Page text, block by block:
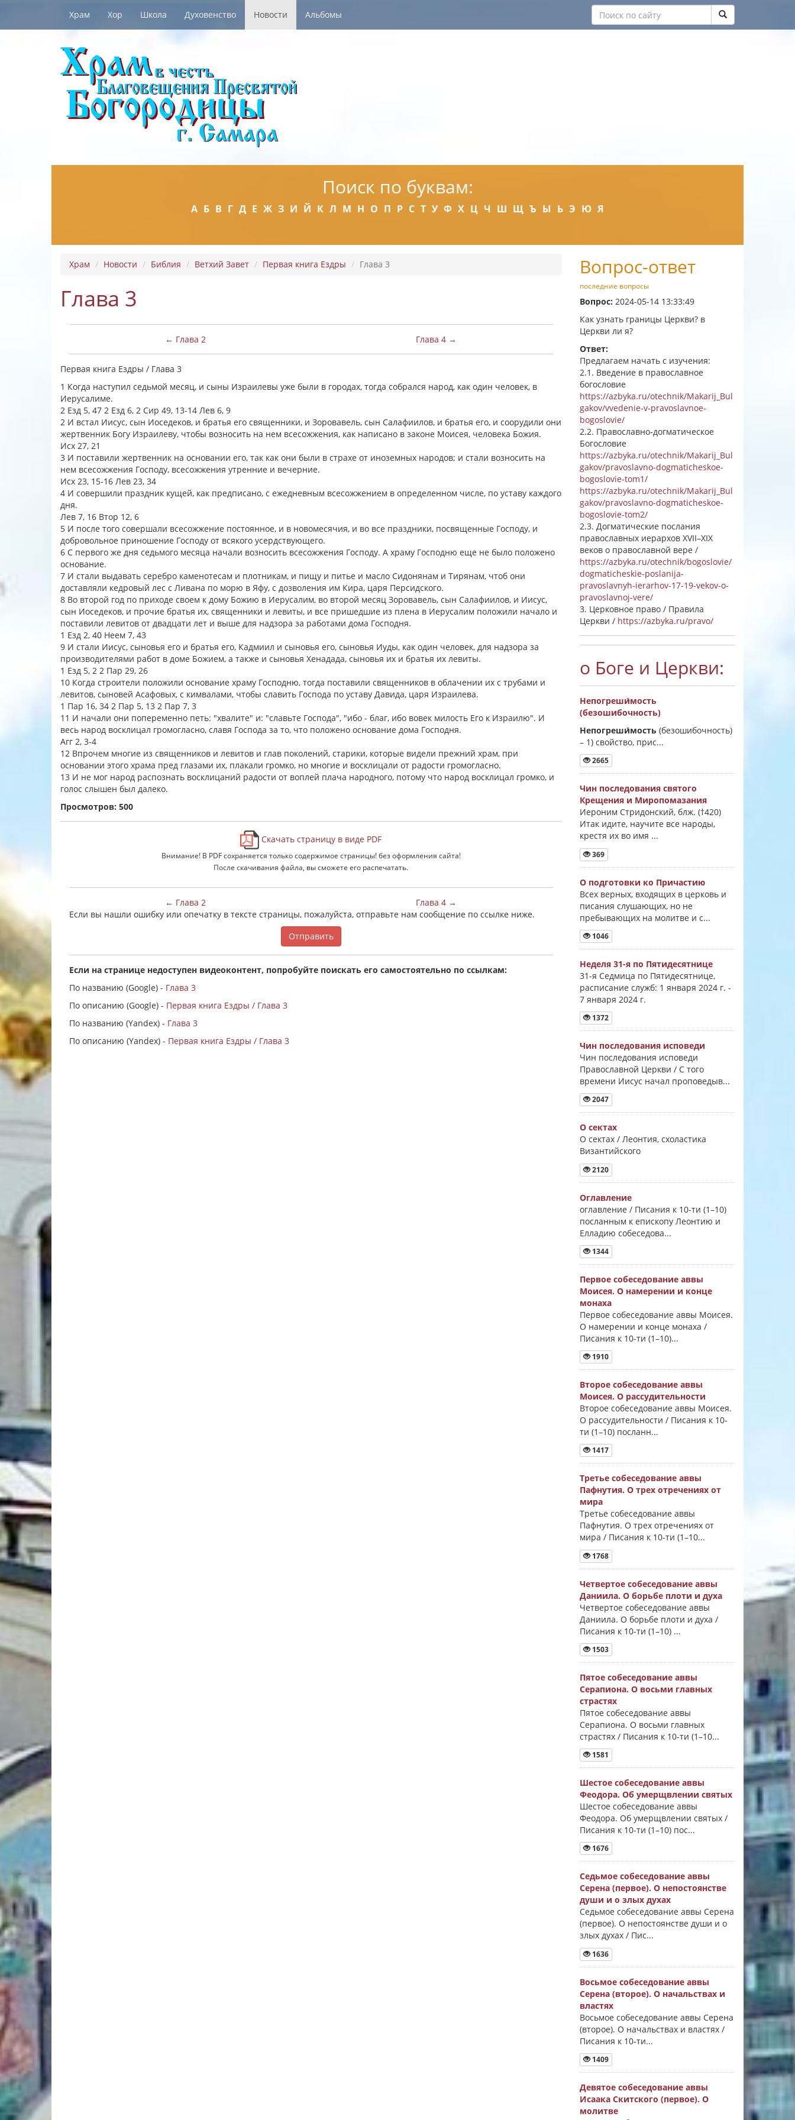
Храм Хор Школа Духовенство Новости Альбомы
Поиск по буквам:
А Б В Г Д Е Ж З И Й К Л М Н О П Р С Т У Ф Х Ц Ч Ш Щ Ъ Ы Ь Э Ю Я
Храм Новости Библия Ветхий Завет Первая книга Ездры Глава 3
Глава 3
← Глава 2 Глава 4 →
Первая книга Ездры / Глава 3
1 Когда наступил седьмой месяц, и сыны Израилевы уже были в городах, тогда собрался народ, как один человек, в
Иерусалиме.
2 Езд 5, 47 2 Езд 6, 2 Сир 49, 13-14 Лев 6, 9
2 И встал Иисус, сын Иоседеков, и братья его священники, и Зоровавель, сын Салафиилов, и братья его, и соорудили они
жертвенник Богу Израилеву, чтобы возносить на нем всесожжения, как написано в законе Моисея, человека Божия.
Исх 27, 21
3 И поставили жертвенник на основании его, так как они были в страхе от иноземных народов; и стали возносить на
нем всесожжения Господу, всесожжения утренние и вечерние.
Исх 23, 15-16 Лев 23, 34
4 И совершили праздник кущей, как предписано, с ежедневным всесожжением в определенном числе, по уставу каждого
дня.
Лев 7, 16 Втор 12, 6
5 И после того совершали всесожжение постоянное, и в новомесячия, и во все праздники, посвященные Господу, и
добровольное приношение Господу от всякого усердствующего.
6 С первого же дня седьмого месяца начали возносить всесожжения Господу. А храму Господню еще не было положено
основание.
7 И стали выдавать серебро каменотесам и плотникам, и пищу и питье и масло Сидонянам и Тирянам, чтоб они
доставляли кедровый лес с Ливана по морю в Яфу, с дозволения им Кира, царя Персидского.
8 Во второй год по приходе своем к дому Божию в Иерусалим, во второй месяц Зоровавель, сын Салафиилов, и Иисус,
сын Иоседеков, и прочие братья их, священники и левиты, и все пришедшие из плена в Иерусалим положили начало и
поставили левитов от двадцати лет и выше для надзора за работами дома Господня.
1 Езд 2, 40 Неем 7, 43
9 И стали Иисус, сыновья его и братья его, Кадмиил и сыновья его, сыновья Иуды, как один человек, для надзора за
производителями работ в доме Божием, а также и сыновья Хенадада, сыновья их и братья их левиты.
1 Езд 5, 2 2 Пар 29, 26
10 Когда строители положили основание храму Господню, тогда поставили священников в облачении их с трубами и
левитов, сыновей Асафовых, с кимвалами, чтобы славить Господа по уставу Давида, царя Израилева.
1 Пар 16, 34 2 Пар 5, 13 2 Пар 7, 3
11 И начали они попеременно петь: "хвалите" и: "славьте Господа", "ибо - благ, ибо вовек милость Его к Израилю". И
весь народ восклицал громогласно, славя Господа за то, что положено основание дома Господня.
Агг 2, 3-4
12 Впрочем многие из священников и левитов и глав поколений, старики, которые видели прежний храм, при
основании этого храма пред глазами их, плакали громко, но многие и восклицали от радости громогласно.
13 И не мог народ распознать восклицаний радости от воплей плача народного, потому что народ восклицал громко, и
голос слышен был далеко.
Просмотров: 500
Скачать страницу в виде PDF
Внимание! В PDF сохраняется только содержимое страницы! без оформления сайта!
После скачивания файла, вы сможете его распечатать.
← Глава 2
Глава 4 →
Если вы нашли ошибку или опечатку в тексте страницы, пожалуйста, отправьте нам сообщение по ссылке ниже.
Отправить
Если на странице недоступен видеоконтент, попробуйте поискать его самостоятельно по ссылкам:
По названию (Google) - Глава 3
По описанию (Google) - Первая книга Ездры / Глава 3
По названию (Yandex) - Глава 3
По описанию (Yandex) - Первая книга Ездры / Глава 3
Вопрос-ответ
последние вопросы
Вопрос: 2024-05-14 13:33:49
Как узнать границы Церкви? в
Церкви ли я?
Ответ:
Предлагаем начать с изучения:
2.1. Введение в православное
богословие
https://azbyka.ru/otechnik/Makarij_Bul
gakov/vvedenie-v-pravoslavnoe-
bogoslovie/
2.2. Православно-догматическое
Богословие
https://azbyka.ru/otechnik/Makarij_Bul
gakov/pravoslavno-dogmaticheskoe-
bogoslovie-tom1/
https://azbyka.ru/otechnik/Makarij_Bul
gakov/pravoslavno-dogmaticheskoe-
bogoslovie-tom2/
2.3. Догматические послания
православных иерархов XVII–XIX
веков о православной вере /
https://azbyka.ru/otechnik/bogoslovie/
dogmaticheskie-poslanija-
pravoslavnyh-ierarhov-17-19-vekov-o-
pravoslavnoj-vere/
3. Церковное право / Правила
Церкви / https://azbyka.ru/pravo/
о Боге и Церкви:
Непогреши́мость
(безошибочность)
Непогреши́мость (безошибочность)
–1) свойство, прис...
2665
Чин последования святого
Крещения и Миропомазания
Иероним Стридонский, блж. (†420)
Итак идите, научите все народы,
крестя их во имя ...
369
О подготовки ко Причастию
Всех верных, входящих в церковь и
писания слушающих, но не
пребывающих на молитве и с...
1046
Неделя 31-я по Пятидесятнице
31-я Седмица по Пятидесятнице,
расписание служб: 1 января 2024 г. -
7 января 2024 г.
1372
Чин последования исповеди
Чин последования исповеди
Православной Церкви / С того
времени Иисус начал проповедыв...
2047
О сектах
О сектах / Леонтия, схоластика
Византийского
2120
Оглавление
оглавление / Писания к 10-ти (1–10)
посланным к епископу Леонтию и
Елладию собеседова...
1344
Первое собеседование аввы
Моисея. О намерении и конце
монаха
Первое собеседование аввы Моисея.
О намерении и конце монаха /
Писания к 10-ти (1–10)...
1910
Второе собеседование аввы
Моисея. О рассудительности
Второе собеседование аввы Моисея.
О рассудительности / Писания к 10-
ти (1–10) посланн...
1417
Третье собеседование аввы
Пафнутия. О трех отречениях от
мира
Третье собеседование аввы
Пафнутия. О трех отречениях от
мира / Писания к 10-ти (1–10...
1768
Четвертое собеседование аввы
Даниила. О борьбе плоти и духа
Четвертое собеседование аввы
Даниила. О борьбе плоти и духа /
Писания к 10-ти (1–10) ...
1503
Пятое собеседование аввы
Серапиона. О восьми главных
страстях
Пятое собеседование аввы
Серапиона. О восьми главных
страстях / Писания к 10-ти (1–10...
1581
Шестое собеседование аввы
Феодора. Об умерщвлении святых
Шестое собеседование аввы
Феодора. Об умерщвлении святых /
Писания к 10-ти (1–10) пос...
1676
Седьмое собеседование аввы
Серена (первое). О непостоянстве
души и о злых духах
Седьмое собеседование аввы Серена
(первое). О непостоянстве души и о
злых духах / Пис...
1636
Восьмое собеседование аввы
Серена (второе). О начальствах и
властях
Восьмое собеседование аввы Серена
(второе). О начальствах и властях /
Писания к 10-ти...
1409
Девятое собеседование аввы
Исаака Скитского (первое). О
молитве